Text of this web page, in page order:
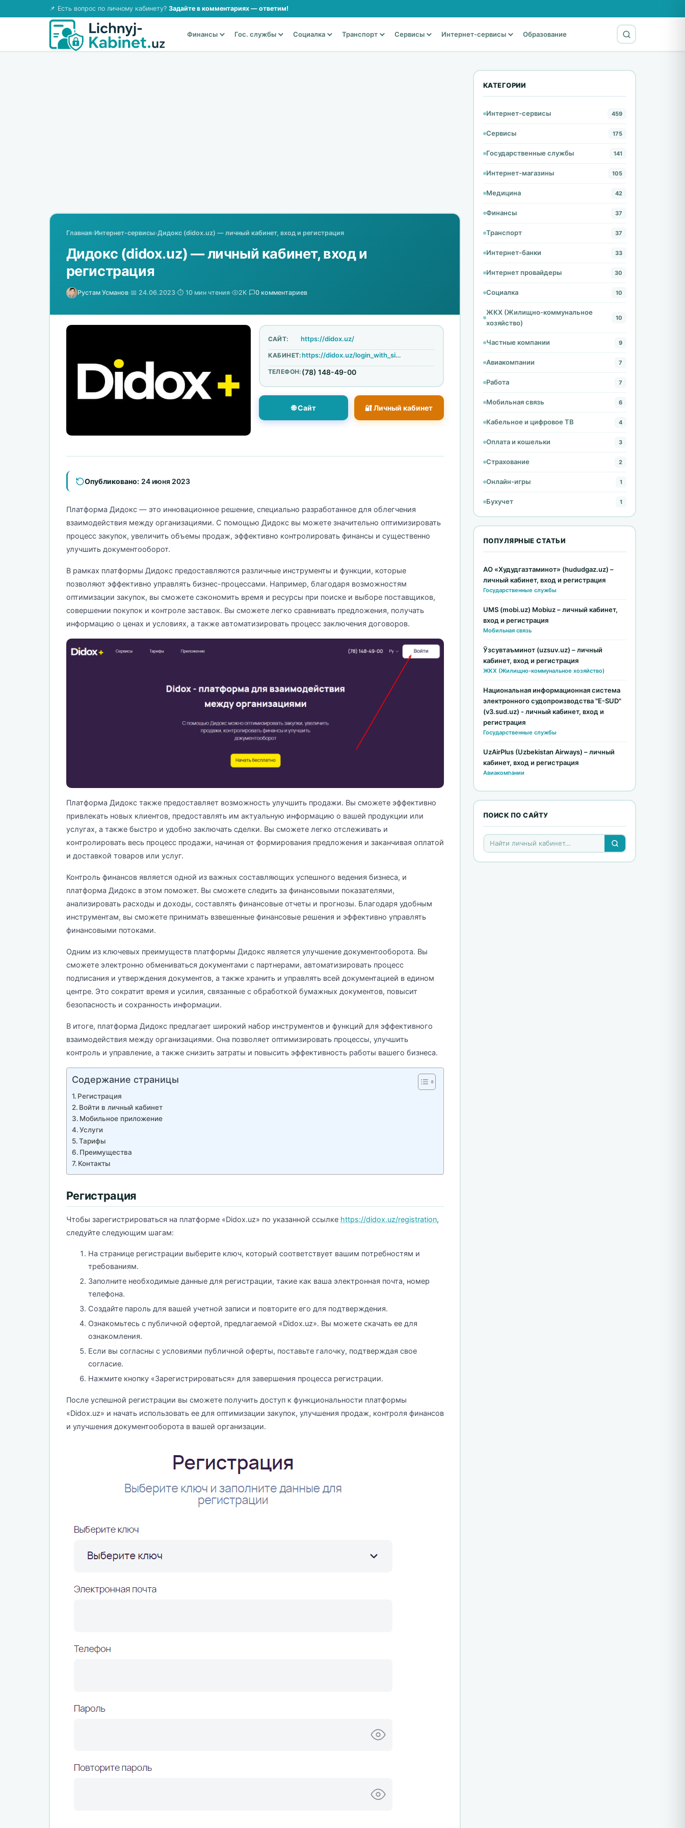
📌 Есть вопрос по личному кабинету? Задайте в комментариях — ответим!
Финансы Гос. службы Социалка Транспорт Сервисы Интернет-сервисы Образование
Главная›Интернет-сервисы›Дидокс (didox.uz) — личный кабинет, вход и регистрация
Дидокс (didox.uz) — личный кабинет, вход и
регистрация
Рустам Усманов·📅 24.06.2023·⏱️ 10 мин чтения· 2K· 0 комментариев
САЙТ: https://didox.uz/
КАБИНЕТ: https://didox.uz/login_with_signature
ТЕЛЕФОН: (78) 148-49-00
🌐 Сайт 🔐 Личный кабинет
Опубликовано: 24 июня 2023
Платформа Дидокс — это инновационное решение, специально разработанное для облегчения
взаимодействия между организациями. С помощью Дидокс вы можете значительно оптимизировать
процесс закупок, увеличить объемы продаж, эффективно контролировать финансы и существенно
улучшить документооборот.
В рамках платформы Дидокс предоставляются различные инструменты и функции, которые
позволяют эффективно управлять бизнес-процессами. Например, благодаря возможностям
оптимизации закупок, вы сможете сэкономить время и ресурсы при поиске и выборе поставщиков,
совершении покупок и контроле заставок. Вы сможете легко сравнивать предложения, получать
информацию о ценах и условиях, а также автоматизировать процесс заключения договоров.
Платформа Дидокс также предоставляет возможность улучшить продажи. Вы сможете эффективно
привлекать новых клиентов, предоставлять им актуальную информацию о вашей продукции или
услугах, а также быстро и удобно заключать сделки. Вы сможете легко отслеживать и
контролировать весь процесс продажи, начиная от формирования предложения и заканчивая оплатой
и доставкой товаров или услуг.
Контроль финансов является одной из важных составляющих успешного ведения бизнеса, и
платформа Дидокс в этом поможет. Вы сможете следить за финансовыми показателями,
анализировать расходы и доходы, составлять финансовые отчеты и прогнозы. Благодаря удобным
инструментам, вы сможете принимать взвешенные финансовые решения и эффективно управлять
финансовыми потоками.
Одним из ключевых преимуществ платформы Дидокс является улучшение документооборота. Вы
сможете электронно обмениваться документами с партнерами, автоматизировать процесс
подписания и утверждения документов, а также хранить и управлять всей документацией в едином
центре. Это сократит время и усилия, связанные с обработкой бумажных документов, повысит
безопасность и сохранность информации.
В итоге, платформа Дидокс предлагает широкий набор инструментов и функций для эффективного
взаимодействия между организациями. Она позволяет оптимизировать процессы, улучшить
контроль и управление, а также снизить затраты и повысить эффективность работы вашего бизнеса.
Содержание страницы
Регистрация
Войти в личный кабинет
Мобильное приложение
Услуги
Тарифы
Преимущества
Контакты
Регистрация
Чтобы зарегистрироваться на платформе «Didox.uz» по указанной ссылке https://didox.uz/registration,
следуйте следующим шагам:
На странице регистрации выберите ключ, который соответствует вашим потребностям и
требованиям.
Заполните необходимые данные для регистрации, такие как ваша электронная почта, номер
телефона.
Создайте пароль для вашей учетной записи и повторите его для подтверждения.
Ознакомьтесь с публичной офертой, предлагаемой «Didox.uz». Вы можете скачать ее для
ознакомления.
Если вы согласны с условиями публичной оферты, поставьте галочку, подтверждая свое
согласие.
Нажмите кнопку «Зарегистрироваться» для завершения процесса регистрации.
После успешной регистрации вы сможете получить доступ к функциональности платформы
«Didox.uz» и начать использовать ее для оптимизации закупок, улучшения продаж, контроля финансов
и улучшения документооборота в вашей организации.
КАТЕГОРИИ
Интернет-сервисы 459
Сервисы 175
Государственные службы 141
Интернет-магазины 105
Медицина 42
Финансы 37
Транспорт 37
Интернет-банки 33
Интернет провайдеры 30
Социалка 10
ЖКХ (Жилищно-коммунальное
хозяйство)
10
Частные компании 9
Авиакомпании 7
Работа 7
Мобильная связь 6
Кабельное и цифровое ТВ 4
Оплата и кошельки 3
Страхование 2
Онлайн-игры 1
Бухучет 1
ПОПУЛЯРНЫЕ СТАТЬИ
АО «Худудгазтаминот» (hududgaz.uz) –
личный кабинет, вход и регистрация
Государственные службы
UMS (mobi.uz) Mobiuz – личный кабинет,
вход и регистрация
Мобильная связь
Ўзсувтаъминот (uzsuv.uz) – личный
кабинет, вход и регистрация
ЖКХ (Жилищно-коммунальное хозяйство)
Национальная информационная система
электронного судопроизводства "E-SUD"
(v3.sud.uz) - личный кабинет, вход и
регистрация
Государственные службы
UzAirPlus (Uzbekistan Airways) – личный
кабинет, вход и регистрация
Авиакомпании
ПОИСК ПО САЙТУ